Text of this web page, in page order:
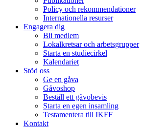
Policy och rekommendationer
Internationella resurser
Engagera dig
Bli medlem
Lokalkretsar och arbetsgrupper
Starta en studiecirkel
Kalendariet
Stöd oss
Ge en gåva
Gåvoshop
Beställ ett gåvobevis
Starta en egen insamling
Testamentera till IKFF
Kontakt